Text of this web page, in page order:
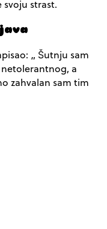
strast.
„ Šutnju sam
a
zahvalan sam tim